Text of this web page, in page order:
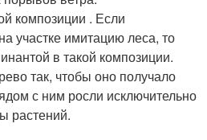
композиции . Если
участке имитацию леса, то
в такой композиции.
так, чтобы оно получало
с ним росли исключительно
растений.